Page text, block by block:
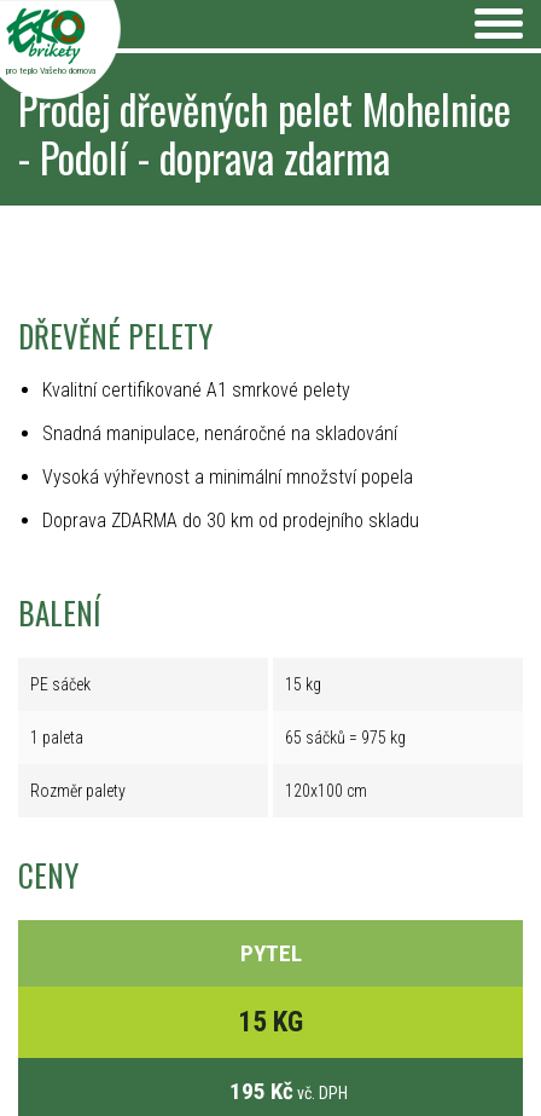
pro teplo Vašeho domova
Prodej dřevěných pelet Mohelnice
- Podolí - doprava zdarma
DŘEVĚNÉ PELETY
Kvalitní certifikované A1 smrkové pelety
Snadná manipulace, nenáročné na skladování
Vysoká výhřevnost a minimální množství popela
Doprava ZDARMA do 30 km od prodejního skladu
BALENÍ
PE sáček 15 kg
1 paleta 65 sáčků = 975 kg
Rozměr palety 120x100 cm
CENY
PYTEL
15 KG
195 Kč vč. DPH